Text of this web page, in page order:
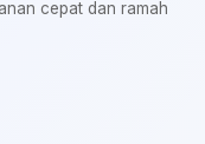
cepat dan ramah